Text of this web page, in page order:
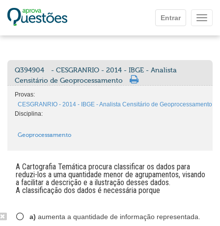
Entrar
Q394904
- CESGRANRIO - 2014 - IBGE - Analista
Censitário de Geoprocessamento
Provas:
CESGRANRIO - 2014 - IBGE - Analista Censitário de Geoprocessamento
Disciplina:
Geoprocessamento
A Cartografia Temática procura classificar os dados para
reduzi-los a uma quantidade menor de agrupamentos, visando
a facilitar a descrição e a ilustração desses dados.
A classificação dos dados é necessária porque
a) aumenta a quantidade de informação representada.